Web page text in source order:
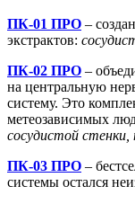
ПК-01 ПРО –
экстрактов:
ПК-02 ПРО –
на центральную
систему. Это
метеозависимых
сосудистой
ПК-03 ПРО –
системы остался